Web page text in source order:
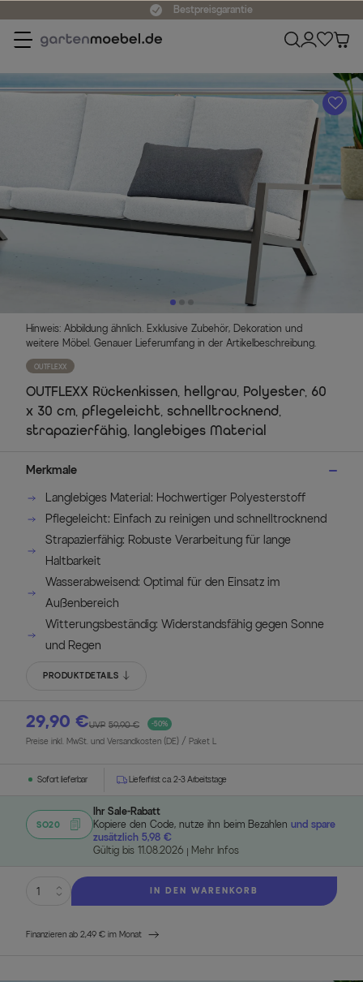
Bestpreisgarantie
A
Hinweis: Abbildung ähnlich. Exklusive Zubehör, Dekoration und
weitere Möbel. Genauer Lieferumfang in der Artikelbeschreibung.
OUTFLEXX
OUTFLEXX Rückenkissen, hellgrau, Polyester, 60
x 30 cm, pflegeleicht, schnelltrocknend,
strapazierfähig, langlebiges Material
Merkmale
Langlebiges Material: Hochwertiger Polyesterstoff
Pflegeleicht: Einfach zu reinigen und schnelltrocknend
Strapazierfähig: Robuste Verarbeitung für lange
Haltbarkeit
Wasserabweisend: Optimal für den Einsatz im
Außenbereich
Witterungsbeständig: Widerstandsfähig gegen Sonne
und Regen
PRODUKTDETAILS
29,90 € -50%
UVP 59,90 €
Preise inkl. MwSt. und Versandkosten (DE) / Paket L
Sofort lieferbar Lieferfrist ca. 2-3 Arbeitstage
SO20
Ihr Sale-Rabatt
Kopiere den Code, nutze ihn beim Bezahlen und spare
zusätzlich 5,98 €
Gültig bis 11.08.2026
Mehr Infos
IN DEN WARENKORB
Finanzieren ab 2,49 € im Monat